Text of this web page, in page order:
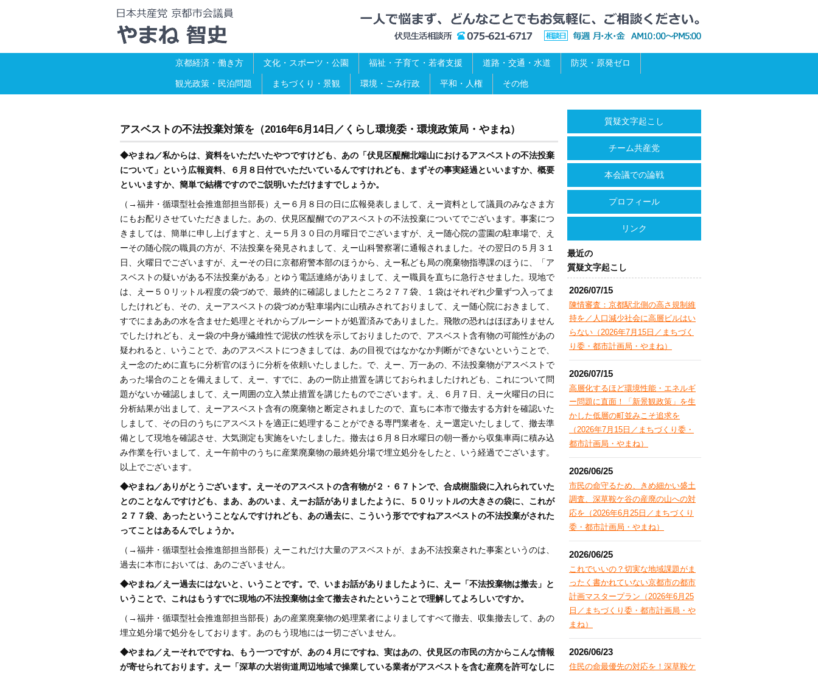
京都経済・働き方 文化・スポーツ・公園 福祉・子育て・若者支援 道路・交通・水道 防災・原発ゼロ
観光政策・民泊問題 まちづくり・景観 環境・ごみ行政 平和・人権 その他
アスベストの不法投棄対策を（2016年6月14日／くらし環境委・環境政策局・やまね）
◆やまね／私からは、資料をいただいたやつですけども、あの「伏見区醍醐北端山におけるアスベストの不法投棄
について」という広報資料、６月８日付でいただいているんですけれども、まずその事実経過といいますか、概要
といいますか、簡単で結構ですのでご説明いただけますでしょうか。
（→福井・循環型社会推進部担当部長）えー６月８日の日に広報発表しまして、えー資料として議員のみなさま方
にもお配りさせていただきました。あの、伏見区醍醐でのアスベストの不法投棄についてでございます。事案につ
きましては、簡単に申し上げますと、えー５月３０日の月曜日でございますが、えー随心院の霊園の駐車場で、え
ーその随心院の職員の方が、不法投棄を発見されまして、えー山科警察署に通報されました。その翌日の５月３１
日、火曜日でございますが、えーその日に京都府警本部のほうから、えー私ども局の廃棄物指導課のほうに、「ア
スベストの疑いがある不法投棄がある」とゆう電話連絡がありまして、えー職員を直ちに急行させました。現地で
は、えー５０リットル程度の袋づめで、最終的に確認しましたところ２７７袋、１袋はそれぞれ少量ずつ入ってま
したけれども、その、えーアスベストの袋づめが駐車場内に山積みされておりまして、えー随心院におきまして、
すでにまああの水を含ませた処理とそれからブルーシートが処置済みでありました。飛散の恐れはほぼありません
でしたけれども、えー袋の中身が繊維性で泥状の性状を示しておりましたので、アスベスト含有物の可能性があの
疑われると、いうことで、あのアスベストにつきましては、あの目視ではなかなか判断ができないということで、
えー念のために直ちに分析官のほうに分析を依頼いたしました。で、えー、万一あの、不法投棄物がアスベストで
あった場合のことを備えまして、えー、すでに、あのー防止措置を講じておられましたけれども、これについて問
題がないか確認しまして、えー周囲の立入禁止措置を講じたものでございます。え、６月７日、えー火曜日の日に
分析結果が出まして、えーアスベスト含有の廃棄物と断定されましたので、直ちに本市で撤去する方針を確認いた
しまして、その日のうちにアスベストを適正に処理することができる専門業者を、えー選定いたしまして、撤去準
備として現地を確認させ、大気測定も実施をいたしました。撤去は６月８日水曜日の朝一番から収集車両に積み込
み作業を行いまして、えー午前中のうちに産業廃棄物の最終処分場で埋立処分をしたと、いう経過でございます。
以上でございます。
◆やまね／ありがとうございます。えーそのアスベストの含有物が２・６７トンで、合成樹脂袋に入れられていた
とのことなんですけども、まあ、あのいま、えーお話がありましたように、５０リットルの大きさの袋に、これが
２７７袋、あったということなんですけれども、あの過去に、こういう形でですねアスベストの不法投棄がされた
ってことはあるんでしょうか。
（→福井・循環型社会推進部担当部長）えーこれだけ大量のアスベストが、まあ不法投棄された事案というのは、
過去に本市においては、あのございません。
◆やまね／えー過去にはないと、いうことです。で、いまお話がありましたように、えー「不法投棄物は撤去」と
いうことで、これはもうすでに現地の不法投棄物は全て撤去されたということで理解してよろしいですか。
（→福井・循環型社会推進部担当部長）あの産業廃棄物の処理業者によりましてすべて撤去、収集撤去して、あの
埋立処分場で処分をしております。あのもう現地には一切ございません。
◆やまね／えーそれでですね、もう一つですが、あの４月にですね、実はあの、伏見区の市民の方からこんな情報
が寄せられております。えー「深草の大岩街道周辺地域で操業している業者がアスベストを含む産廃を許可なしに
質疑文字起こし
チーム共産党
本会議での論戦
プロフィール
リンク
最近の
質疑文字起こし
2026/07/15
陳情審査：京都駅北側の高さ規制維
持を／人口減少社会に高層ビルはい
らない（2026年7月15日／まちづく
り委・都市計画局・やまね）
2026/07/15
高層化するほど環境性能・エネルギ
ー問題に直面！「新景観政策」を生
かした低層の町並みこそ追求を
（2026年7月15日／まちづくり委・
都市計画局・やまね）
2026/06/25
市民の命守るため、きめ細かい盛土
調査、深草鞍ケ谷の産廃の山への対
応を（2026年6月25日／まちづくり
委・都市計画局・やまね）
2026/06/25
これでいいの？切実な地域課題がま
ったく書かれていない京都市の都市
計画マスタープラン（2026年6月25
日／まちづくり委・都市計画局・や
まね）
2026/06/23
住民の命最優先の対応を！深草鞍ケ